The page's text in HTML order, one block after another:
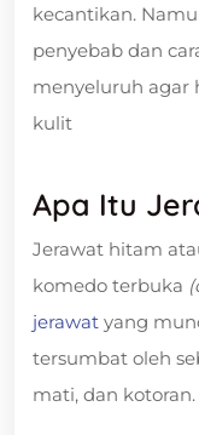
kecantikan.
penyebab dan
menyeluruh agar
kulit
Apa Itu
Jerawat hitam
komedo terbuka
jerawat yang
tersumbat oleh
mati, dan kotoran.